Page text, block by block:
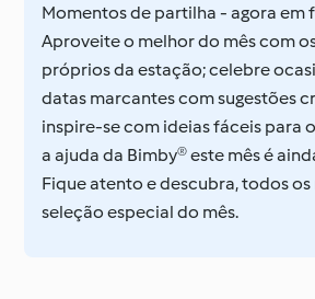
Momentos de partilha - agora em
Aproveite o melhor do mês com
próprios da estação; celebre
datas marcantes com sugestões
inspire-se com ideias fáceis para
a ajuda da Bimby® este mês é
Fique atento e descubra, todos os
seleção especial do mês.